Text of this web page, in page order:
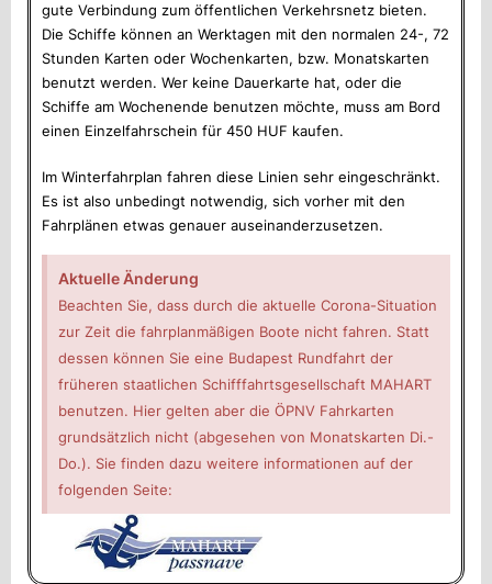
gute Verbindung zum öffentlichen Verkehrsnetz bieten.
Die Schiffe können an Werktagen mit den normalen 24-, 72
Stunden Karten oder Wochenkarten, bzw. Monatskarten
benutzt werden. Wer keine Dauerkarte hat, oder die
Schiffe am Wochenende benutzen möchte, muss am Bord
einen Einzelfahrschein für 450 HUF kaufen.
Im Winterfahrplan fahren diese Linien sehr eingeschränkt.
Es ist also unbedingt notwendig, sich vorher mit den
Fahrplänen etwas genauer auseinanderzusetzen.
Aktuelle Änderung
Beachten Sie, dass durch die aktuelle Corona-Situation
zur Zeit die fahrplanmäßigen Boote nicht fahren. Statt
dessen können Sie eine Budapest Rundfahrt der
früheren staatlichen Schifffahrtsgesellschaft MAHART
benutzen. Hier gelten aber die ÖPNV Fahrkarten
grundsätzlich nicht (abgesehen von Monatskarten Di.-
Do.). Sie finden dazu weitere informationen auf der
folgenden Seite: